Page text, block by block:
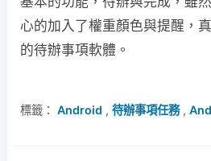
心的加入了權重顏色與提醒，
的待辦事項軟體。
標籤： Android , 待辦事項任務,